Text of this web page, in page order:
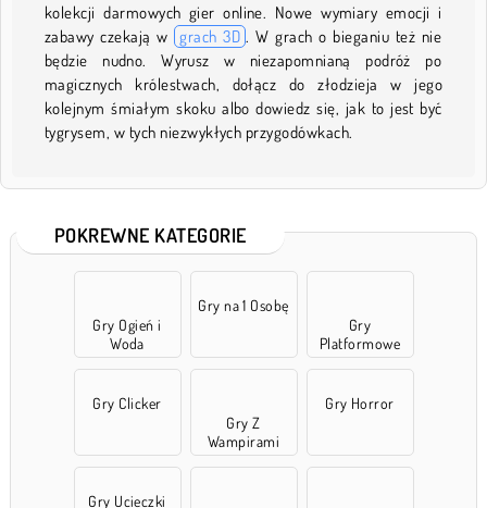
kolekcji darmowych gier online. Nowe wymiary emocji i
zabawy czekają w grach 3D . W grach o bieganiu też nie
będzie nudno. Wyrusz w niezapomnianą podróż po
magicznych królestwach, dołącz do złodzieja w jego
kolejnym śmiałym skoku albo dowiedz się, jak to jest być
tygrysem, w tych niezwykłych przygodówkach.
POKREWNE KATEGORIE
Gry Ogień i
Woda
Gry na 1 Osobę
Gry
Platformowe
Gry Clicker
Gry Z
Wampirami
Gry Horror
Gry Ucieczki